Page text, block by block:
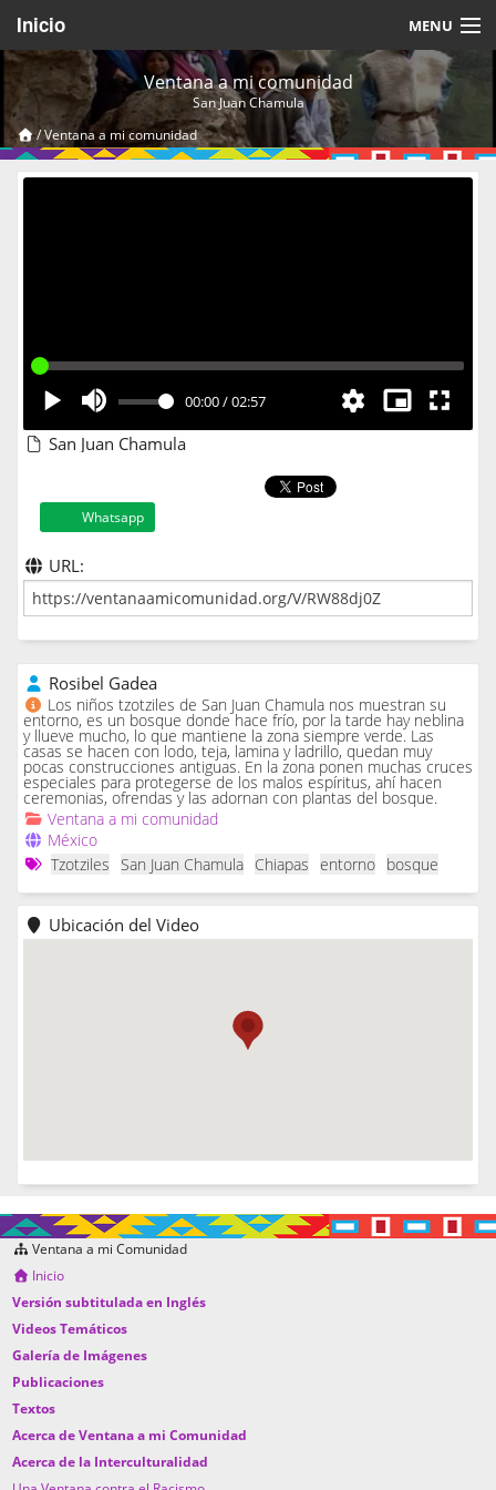
Inicio MENU
Acerca de
Videos Temáticos
Cerrar Sesión
Ventana a mi comunidad
San Juan Chamula
/Ventana a mi comunidad
00:00/02:57
San Juan Chamula
Whatsapp
URL:
Rosibel Gadea
Los niños tzotziles de San Juan Chamula nos muestran su
entorno, es un bosque donde hace frío, por la tarde hay neblina
y llueve mucho, lo que mantiene la zona siempre verde. Las
casas se hacen con lodo, teja, lamina y ladrillo, quedan muy
pocas construcciones antiguas. En la zona ponen muchas cruces
especiales para protegerse de los malos espíritus, ahí hacen
ceremonias, ofrendas y las adornan con plantas del bosque.
Ventana a mi comunidad
México
Tzotziles
San Juan Chamula Chiapas entorno bosque
Ubicación del Video
Ventana a mi Comunidad
Inicio
Versión subtitulada en Inglés
Videos Temáticos
Galería de Imágenes
Publicaciones
Textos
Acerca de Ventana a mi Comunidad
Acerca de la Interculturalidad